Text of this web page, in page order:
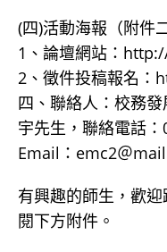
(四)活動海報（附件
1、論壇網站：
2、徵件投稿報名：
四、聯絡人：校務
宇先生，聯絡電話
Email：emc2＠
有興趣的師生，歡
閱下方附件。